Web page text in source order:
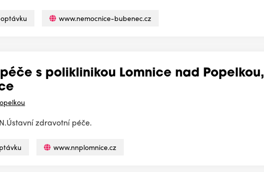
www.nemocnice-bubenec.cz
s poliklinikou Lomnice nad Popelkou,
zdravotní péče.
www.nnplomnice.cz